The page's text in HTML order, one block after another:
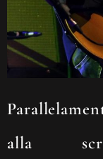
alla